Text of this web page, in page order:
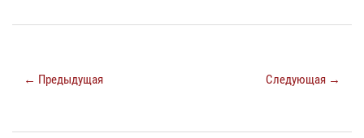
← Предыдущая Следующая →